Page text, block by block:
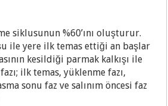
siklusunun %60’ını oluşturur.
ile yere ilk temas ettiği an başlar
kesildiği parmak kalkışı ile
ilk temas, yüklenme fazı,
sonu faz ve salınım öncesi faz